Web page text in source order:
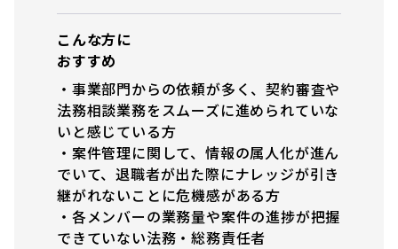
こんな方に
おすすめ
・事業部門からの依頼が多く、契約審査や
法務相談業務をスムーズに進められていな
いと感じている方
・案件管理に関して、情報の属人化が進ん
でいて、退職者が出た際にナレッジが引き
継がれないことに危機感がある方
・各メンバーの業務量や案件の進捗が把握
できていない法務・総務責任者